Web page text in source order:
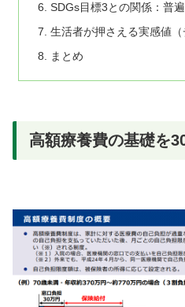
SDGs目標3との関係：普
生活者が押さえる実感値（
まとめ
高額療養費の基礎を